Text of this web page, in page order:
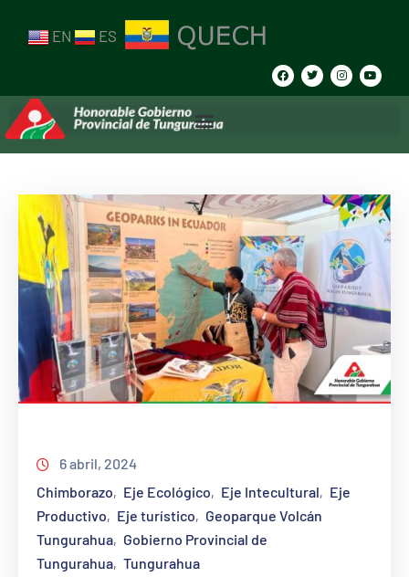
EN ES
6 abril, 2024
Chimborazo‚ Eje Ecológico‚ Eje Intecultural‚ Eje
Productivo‚ Eje turístico‚ Geoparque Volcán
Tungurahua‚ Gobierno Provincial de
Tungurahua‚ Tungurahua